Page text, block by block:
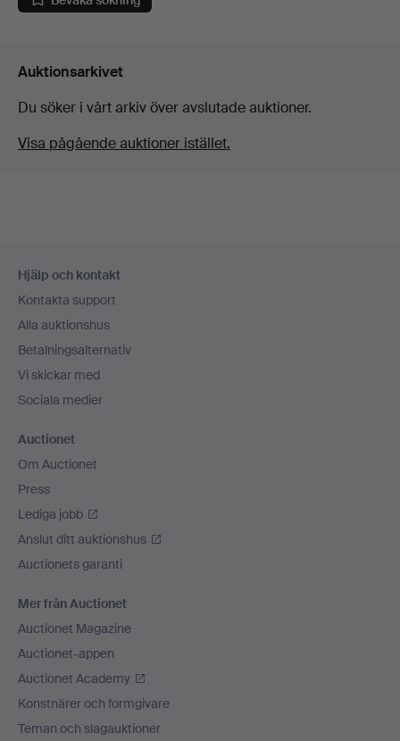
Auktionsarkivet
Du söker i vårt arkiv över avslutade auktioner.
Visa pågående auktioner istället.
Hjälp och kontakt
Kontakta support
Alla auktionshus
Betalningsalternativ
Vi skickar med
Sociala medier
Auctionet
Om Auctionet
Press
Lediga jobb
Anslut ditt auktionshus
Auctionets garanti
Mer från Auctionet
Auctionet Magazine
Auctionet-appen
Auctionet Academy
Konstnärer och formgivare
Teman och slagauktioner